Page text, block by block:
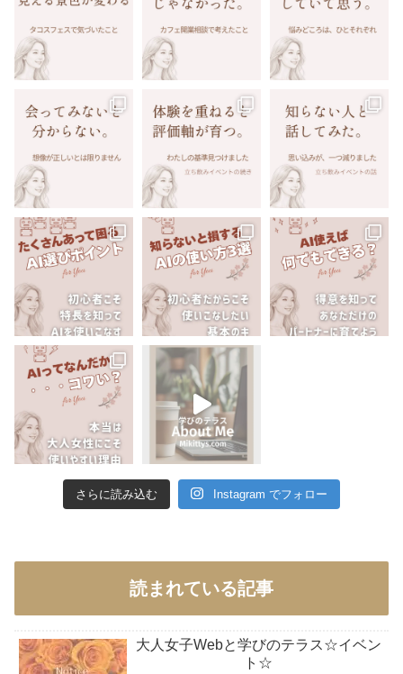
さらに読み込む Instagram でフォロー
読まれている記事
大人女子Webと学びのテラス☆イベン
ト☆